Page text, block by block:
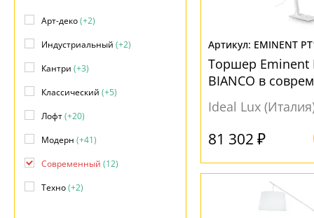
EMINENT
Торшер Eminent
BIANCO в
Ideal Lux
81 302 ₽
Арт-деко(+2)
Индустриальный (+2)
Кантри (+3)
Классический (+5)
Лофт(+20)
Модерн (+41)
Современный (12)
Техно(+2)